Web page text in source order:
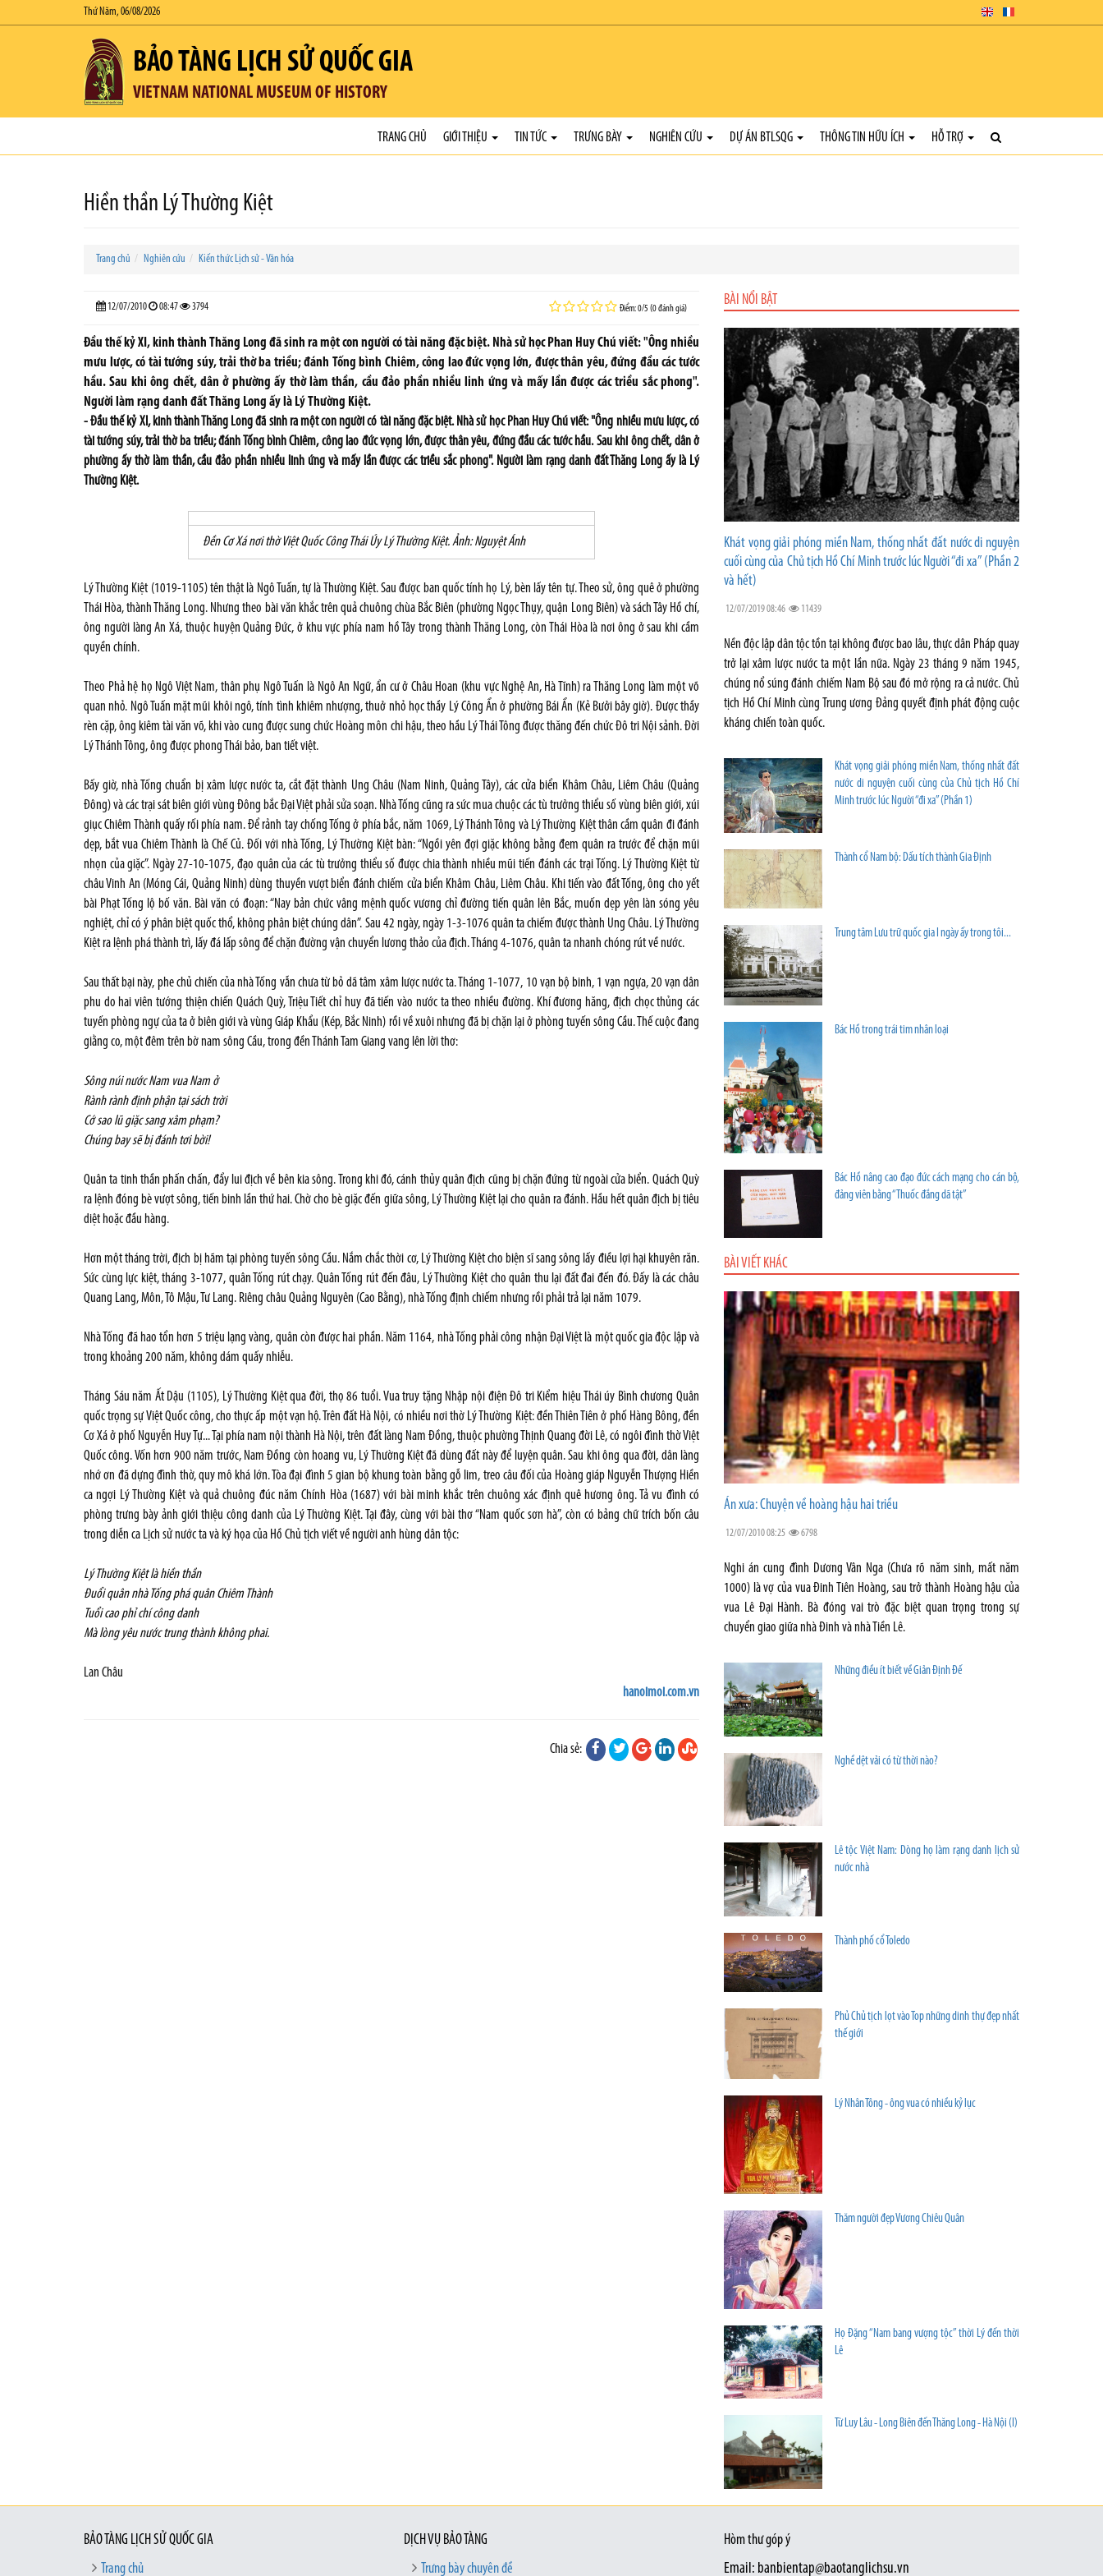
Thứ Năm, 06/08/2026
BẢO TÀNG LỊCH SỬ QUỐC GIA
VIETNAM NATIONAL MUSEUM OF HISTORY
TRANG CHỦ GIỚI THIỆU TIN TỨC TRƯNG BÀY NGHIÊN CỨU DỰ ÁN BTLSQG THÔNG TIN HỮU ÍCH HỖ TRỢ
Hiền thần Lý Thường Kiệt
Trang chủ Nghiên cứu Kiến thức Lịch sử - Văn hóa
12/07/2010 08:47 3794 Điểm: 0/5 (0 đánh giá)
Đầu thế kỷ XI, kinh thành Thăng Long đã sinh ra một con người có tài năng đặc biệt. Nhà sử học Phan Huy Chú viết: "Ông nhiều
mưu lược, có tài tướng súy, trải thờ ba triều; đánh Tống bình Chiêm, công lao đức vọng lớn, được thân yêu, đứng đầu các tước
hầu. Sau khi ông chết, dân ở phường ấy thờ làm thần, cầu đảo phần nhiều linh ứng và mấy lần được các triều sắc phong".
Người làm rạng danh đất Thăng Long ấy là Lý Thường Kiệt.
- Đầu thế kỷ XI, kinh thành Thăng Long đã sinh ra một con người có tài năng đặc biệt. Nhà sử học Phan Huy Chú viết: "Ông nhiều mưu lược, có
tài tướng súy, trải thờ ba triều; đánh Tống bình Chiêm, công lao đức vọng lớn, được thân yêu, đứng đầu các tước hầu. Sau khi ông chết, dân ở
phường ấy thờ làm thần, cầu đảo phần nhiều linh ứng và mấy lần được các triều sắc phong". Người làm rạng danh đất Thăng Long ấy là Lý
Thường Kiệt.
Đền Cơ Xá nơi thờ Việt Quốc Công Thái Úy Lý Thường Kiệt. Ảnh: Nguyệt Ánh
Lý Thường Kiệt (1019-1105) tên thật là Ngô Tuấn, tự là Thường Kiệt. Sau được ban quốc tính họ Lý, bèn lấy tên tự. Theo sử, ông quê ở phường
Thái Hòa, thành Thăng Long. Nhưng theo bài văn khắc trên quả chuông chùa Bắc Biên (phường Ngọc Thụy, quận Long Biên) và sách Tây Hồ chí,
ông người làng An Xá, thuộc huyện Quảng Đức, ở khu vực phía nam hồ Tây trong thành Thăng Long, còn Thái Hòa là nơi ông ở sau khi cầm
quyền chính.
Theo Phả hệ họ Ngô Việt Nam, thân phụ Ngô Tuấn là Ngô An Ngữ, ẩn cư ở Châu Hoan (khu vực Nghệ An, Hà Tĩnh) ra Thăng Long làm một võ
quan nhỏ. Ngô Tuấn mặt mũi khôi ngô, tính tình khiêm nhượng, thuở nhỏ học thầy Lý Công Ẩn ở phường Bái Ẩn (Kẻ Bưởi bây giờ). Được thầy
rèn cặp, ông kiêm tài văn võ, khi vào cung được sung chức Hoàng môn chi hậu, theo hầu Lý Thái Tông được thăng đến chức Đô tri Nội sảnh. Đời
Lý Thánh Tông, ông được phong Thái bảo, ban tiết việt.
Bấy giờ, nhà Tống chuẩn bị xâm lược nước ta, cắt đặt thành Ung Châu (Nam Ninh, Quảng Tây), các cửa biển Khâm Châu, Liêm Châu (Quảng
Đông) và các trại sát biên giới vùng Đông bắc Đại Việt phải sửa soạn. Nhà Tống cũng ra sức mua chuộc các tù trưởng thiểu số vùng biên giới, xúi
giục Chiêm Thành quấy rối phía nam. Để rảnh tay chống Tống ở phía bắc, năm 1069, Lý Thánh Tông và Lý Thường Kiệt thân cầm quân đi đánh
dẹp, bắt vua Chiêm Thành là Chế Củ. Đối với nhà Tống, Lý Thường Kiệt bàn: “Ngồi yên đợi giặc không bằng đem quân ra trước để chặn mũi
nhọn của giặc”. Ngày 27-10-1075, đạo quân của các tù trưởng thiểu số được chia thành nhiều mũi tiến đánh các trại Tống. Lý Thường Kiệt từ
châu Vinh An (Móng Cái, Quảng Ninh) dùng thuyền vượt biển đánh chiếm cửa biển Khâm Châu, Liêm Châu. Khi tiến vào đất Tống, ông cho yết
bài Phạt Tống lộ bố văn. Bài văn có đoạn: “Nay bản chức vâng mệnh quốc vương chỉ đường tiến quân lên Bắc, muốn dẹp yên làn sóng yêu
nghiệt, chỉ có ý phân biệt quốc thổ, không phân biệt chúng dân”. Sau 42 ngày, ngày 1-3-1076 quân ta chiếm được thành Ung Châu. Lý Thường
Kiệt ra lệnh phá thành trì, lấy đá lấp sông để chặn đường vận chuyển lương thảo của địch. Tháng 4-1076, quân ta nhanh chóng rút về nước.
Sau thất bại này, phe chủ chiến của nhà Tống vẫn chưa từ bỏ dã tâm xâm lược nước ta. Tháng 1-1077, 10 vạn bộ binh, 1 vạn ngựa, 20 vạn dân
phu do hai viên tướng thiện chiến Quách Quỳ, Triệu Tiết chỉ huy đã tiến vào nước ta theo nhiều đường. Khí đương hăng, địch chọc thủng các
tuyến phòng ngự của ta ở biên giới và vùng Giáp Khẩu (Kép, Bắc Ninh) rồi về xuôi nhưng đã bị chặn lại ở phòng tuyến sông Cầu. Thế cuộc đang
giằng co, một đêm trên bờ nam sông Cầu, trong đền Thánh Tam Giang vang lên lời thơ:
Sông núi nước Nam vua Nam ở
Rành rành định phận tại sách trời
Cớ sao lũ giặc sang xâm phạm?
Chúng bay sẽ bị đánh tơi bời!
Quân ta tinh thần phấn chấn, đẩy lui địch về bên kia sông. Trong khi đó, cánh thủy quân địch cũng bị chặn đứng từ ngoài cửa biển. Quách Quỳ
ra lệnh đóng bè vượt sông, tiến binh lần thứ hai. Chờ cho bè giặc đến giữa sông, Lý Thường Kiệt lại cho quân ra đánh. Hầu hết quân địch bị tiêu
diệt hoặc đầu hàng.
Hơn một tháng trời, địch bị hãm tại phòng tuyến sông Cầu. Nắm chắc thời cơ, Lý Thường Kiệt cho biện sĩ sang sông lấy điều lợi hại khuyên răn.
Sức cùng lực kiệt, tháng 3-1077, quân Tống rút chạy. Quân Tống rút đến đâu, Lý Thường Kiệt cho quân thu lại đất đai đến đó. Đấy là các châu
Quang Lang, Môn, Tô Mậu, Tư Lang. Riêng châu Quảng Nguyên (Cao Bằng), nhà Tống định chiếm nhưng rồi phải trả lại năm 1079.
Nhà Tống đã hao tổn hơn 5 triệu lạng vàng, quân còn được hai phần. Năm 1164, nhà Tống phải công nhận Đại Việt là một quốc gia độc lập và
trong khoảng 200 năm, không dám quấy nhiễu.
Tháng Sáu năm Ất Dậu (1105), Lý Thường Kiệt qua đời, thọ 86 tuổi. Vua truy tặng Nhập nội điện Đô tri Kiểm hiệu Thái úy Bình chương Quân
quốc trọng sự Việt Quốc công, cho thực ấp một vạn hộ. Trên đất Hà Nội, có nhiều nơi thờ Lý Thường Kiệt: đền Thiên Tiên ở phố Hàng Bông, đền
Cơ Xá ở phố Nguyễn Huy Tự... Tại phía nam nội thành Hà Nội, trên đất làng Nam Đồng, thuộc phường Thịnh Quang đời Lê, có ngôi đình thờ Việt
Quốc công. Vốn hơn 900 năm trước, Nam Đồng còn hoang vu, Lý Thường Kiệt đã dùng đất này để luyện quân. Sau khi ông qua đời, dân làng
nhớ ơn đã dựng đình thờ, quy mô khá lớn. Tòa đại đình 5 gian bộ khung toàn bằng gỗ lim, treo câu đối của Hoàng giáp Nguyễn Thượng Hiền
ca ngợi Lý Thường Kiệt và quả chuông đúc năm Chính Hòa (1687) với bài minh khắc trên chuông xác định quê hương ông. Tả vu đình có
phòng trưng bày ảnh giới thiệu công danh của Lý Thường Kiệt. Tại đây, cùng với bài thơ “Nam quốc sơn hà”, còn có bảng chữ trích bốn câu
trong diễn ca Lịch sử nước ta và ký họa của Hồ Chủ tịch viết về người anh hùng dân tộc:
Lý Thường Kiệt là hiền thần
Đuổi quân nhà Tống phá quân Chiêm Thành
Tuổi cao phỉ chí công danh
Mà lòng yêu nước trung thành không phai.
Lan Châu
hanoimoi.com.vn
Chia sẻ:
BÀI NỔI BẬT
Khát vọng giải phóng miền Nam, thống nhất đất nước di nguyện
cuối cùng của Chủ tịch Hồ Chí Minh trước lúc Người “đi xa” (Phần 2
và hết)
12/07/2019 08:46 11439
Nền độc lập dân tộc tồn tại không được bao lâu, thực dân Pháp quay
trở lại xâm lược nước ta một lần nữa. Ngày 23 tháng 9 năm 1945,
chúng nổ súng đánh chiếm Nam Bộ sau đó mở rộng ra cả nước. Chủ
tịch Hồ Chí Minh cùng Trung ương Đảng quyết định phát động cuộc
kháng chiến toàn quốc.
Khát vọng giải phóng miền Nam, thống nhất đất
nước di nguyện cuối cùng của Chủ tịch Hồ Chí
Minh trước lúc Người “đi xa” (Phần 1)
Thành cổ Nam bộ: Dấu tích thành Gia Định
Trung tâm Lưu trữ quốc gia I ngày ấy trong tôi...
Bác Hồ trong trái tim nhân loại
Bác Hồ nâng cao đạo đức cách mạng cho cán bộ,
đảng viên bằng “Thuốc đắng dã tật”
BÀI VIẾT KHÁC
Án xưa: Chuyện về hoàng hậu hai triều
12/07/2010 08:25 6798
Nghi án cung đình Dương Vân Nga (Chưa rõ năm sinh, mất năm
1000) là vợ của vua Đinh Tiên Hoàng, sau trở thành Hoàng hậu của
vua Lê Đại Hành. Bà đóng vai trò đặc biệt quan trọng trong sự
chuyển giao giữa nhà Đinh và nhà Tiền Lê.
Những điều ít biết về Giản Định Đế
Nghề dệt vải có từ thời nào?
Lê tộc Việt Nam: Dòng họ làm rạng danh lịch sử
nước nhà
Thành phố cổ Toledo
Phủ Chủ tịch lọt vào Top những dinh thự đẹp nhất
thế giới
Lý Nhân Tông - ông vua có nhiều kỷ lục
Thăm người đẹp Vương Chiêu Quân
Họ Đặng “Nam bang vượng tộc” thời Lý đến thời
Lê
Từ Luy Lâu - Long Biên đến Thăng Long - Hà Nội (I)
BẢO TÀNG LỊCH SỬ QUỐC GIA
Trang chủ
DỊCH VỤ BẢO TÀNG
Trưng bày chuyên đề
Hòm thư góp ý
Email: banbientap@baotanglichsu.vn